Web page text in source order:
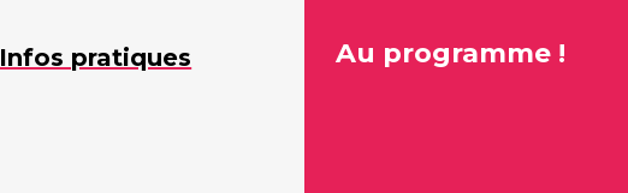
Infos pratiques Au programme !